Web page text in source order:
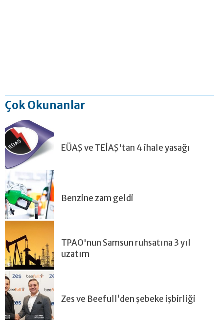
Çok Okunanlar
EÜAŞ ve TEİAŞ'tan 4 ihale yasağı
Benzine zam geldi
TPAO'nun Samsun ruhsatına 3 yıl
uzatım
Zes ve Beefull’den şebeke işbirliği